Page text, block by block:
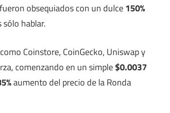
obsequiados con un dulce150%
sólo hablar.
Coinstore, CoinGecko, Uniswap y
comenzando en un simple$0.0037
aumento del precio de la Ronda